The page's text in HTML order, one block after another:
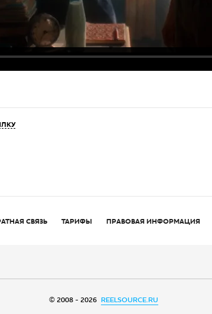
СВЯЗЬ ТАРИФЫ ПРАВОВАЯ ИНФОРМАЦИЯ
© 2008 - 2026 REELSOURCE.RU